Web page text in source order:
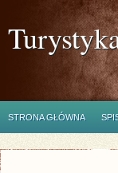
STRONA GŁÓWNA